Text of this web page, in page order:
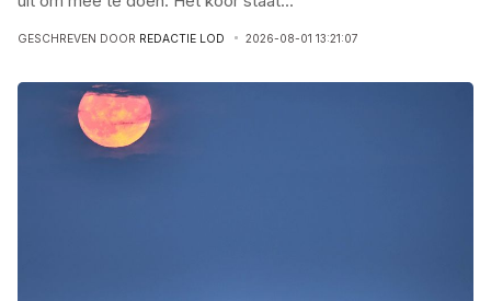
GESCHREVEN DOOR REDACTIE LOD 2026-08-01 13:21:07